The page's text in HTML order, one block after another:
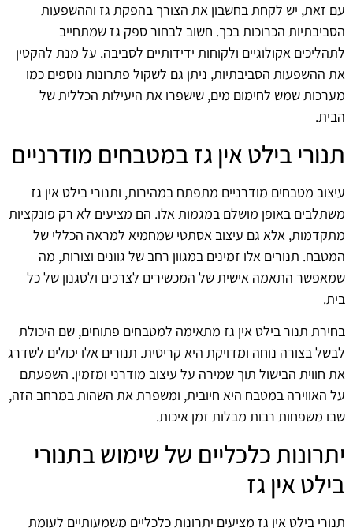
עם זאת, יש לקחת בחשבון את הצורך בהפקת גז וההשפעות
הסביבתיות הכרוכות בכך. חשוב לבחור ספק גז שמתחייב
לתהליכים אקולוגיים ולקוחות ידידותיים לסביבה. על מנת להקטין
את ההשפעות הסביבתיות, ניתן גם לשקול פתרונות נוספים כמו
מערכות שמש לחימום מים, שישפרו את היעילות הכללית של
הבית.
תנורי בילט אין גז במטבחים מודרניים
עיצוב מטבחים מודרניים מתפתח במהירות, ותנורי בילט אין גז
משתלבים באופן מושלם במגמות אלו. הם מציעים לא רק פונקציות
מתקדמות, אלא גם עיצוב אסתטי שמחמיא למראה הכללי של
המטבח. תנורים אלו זמינים במגוון רחב של גוונים וצורות, מה
שמאפשר התאמה אישית של המכשירים לצרכים ולסגנון של כל
בית.
בחירת תנור בילט אין גז מתאימה למטבחים פתוחים, שם היכולת
לבשל בצורה נוחה ומדויקת היא קריטית. תנורים אלו יכולים לשדרג
את חווית הבישול תוך שמירה על עיצוב מודרני ומזמין. השפעתם
על האווירה במטבח היא חיובית, ומשפרת את השהות במרחב הזה,
שבו משפחות רבות מבלות זמן איכות.
יתרונות כלכליים של שימוש בתנורי
בילט אין גז
תנורי בילט אין גז מציעים יתרונות כלכליים משמעותיים לעומת